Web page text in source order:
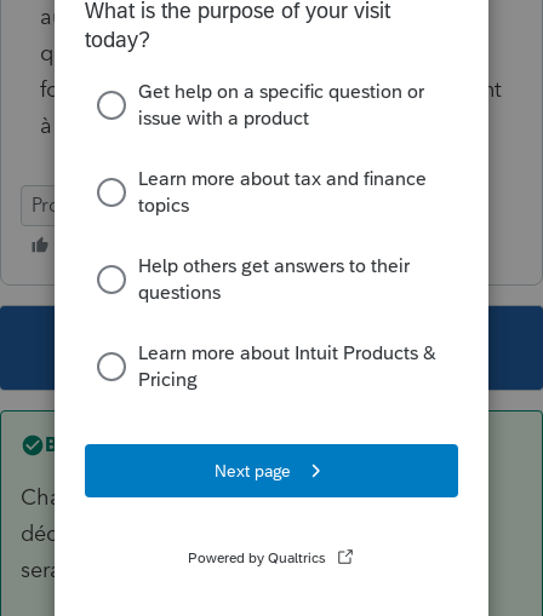
aux lignes 101 à 466 de la déclaration, ainsi
que dans les annexes, relevés et autres
formulaires pertinents, les données qui servent
à calculer ce montant. (TPHB0470)
ProFile (Canada)
This topic has been closed for replies.
Best answer bylmorin0211
Changez le montant de 36$ à 37$ pour la
déclaration annuelle des entreprises et l'impôt
sera accepté.